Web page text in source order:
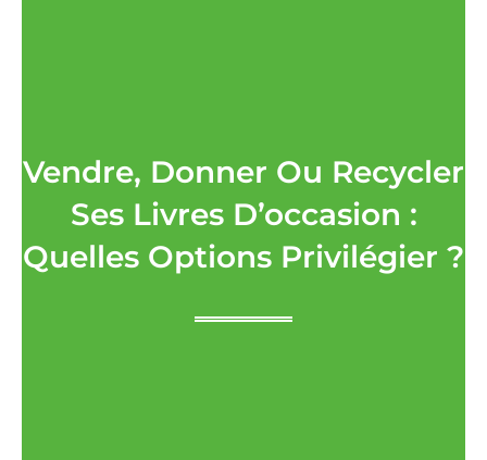
Vendre, Donner Ou Recycler
Ses Livres D’occasion :
Quelles Options Privilégier ?